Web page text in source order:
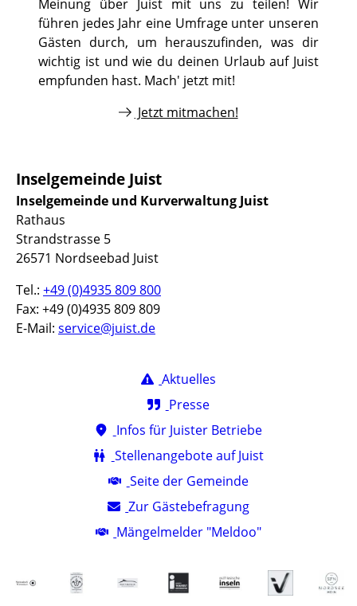
Meinung über Juist mit uns zu teilen! Wir
führen jedes Jahr eine Umfrage unter unseren
Gästen durch, um herauszufinden, was dir
wichtig ist und wie du deinen Urlaub auf Juist
empfunden hast. Mach' jetzt mit!
Jetzt mitmachen!
Inselgemeinde Juist
Inselgemeinde und Kurverwaltung Juist
Rathaus
Strandstrasse 5
26571 Nordseebad Juist
Tel.: +49 (0)4935 809 800
Fax: +49 (0)4935 809 809
E-Mail: service@juist.de
Aktuelles
Presse
Infos für Juister Betriebe
Stellenangebote auf Juist
Seite der Gemeinde
Zur Gästebefragung
Mängelmelder "Meldoo"